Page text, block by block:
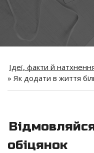
Ідеї, факти й
» Як додати в життя
обіцянок